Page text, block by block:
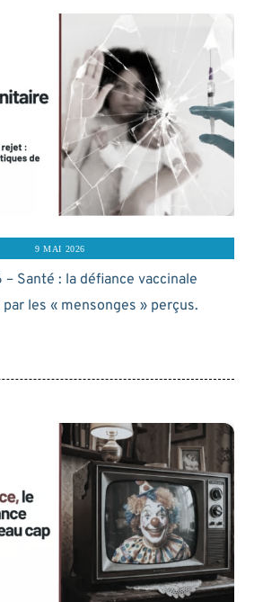
9 MAI 2026
Santé : la défiance vaccinale
les « mensonges » perçus.